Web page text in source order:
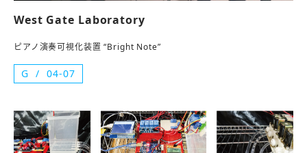
West Gate Laboratory
ピアノ演奏可視化装置 “Bright Note”
G 04-07